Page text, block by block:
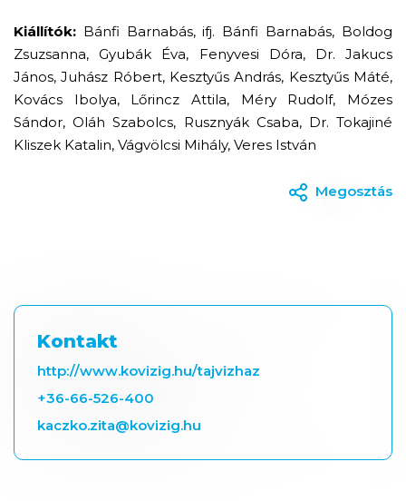
Kiállítók: Bánfi Barnabás, ifj. Bánfi Barnabás, Boldog
Zsuzsanna, Gyubák Éva, Fenyvesi Dóra, Dr. Jakucs
János, Juhász Róbert, Kesztyűs András, Kesztyűs Máté,
Kovács Ibolya, Lőrincz Attila, Méry Rudolf, Mózes
Sándor, Oláh Szabolcs, Rusznyák Csaba, Dr. Tokajiné
Kliszek Katalin, Vágvölcsi Mihály, Veres István
Megosztás
Kontakt
http://www.kovizig.hu/tajvizhaz
+36-66-526-400
kaczko.zita@kovizig.hu